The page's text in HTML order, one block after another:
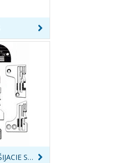
DIELY PRE PRIEMYSELNÉ ŠIJACIE STROJE